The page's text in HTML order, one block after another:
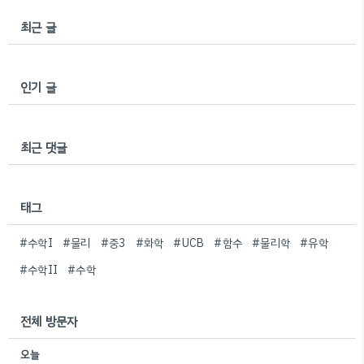
최근 글
인기 글
최근 댓글
태그
#수학I #물리 #중3 #화학 #UCB #함수 #물리학 #유학
#수학II
#수학
전체 방문자
오늘